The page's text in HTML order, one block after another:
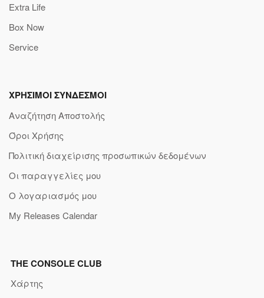
Extra Life
Box Now
Service
ΧΡΗΣΙΜΟΙ ΣΥΝΔΕΣΜΟΙ
Αναζήτηση Αποστολής
Όροι Χρήσης
Πολιτική διαχείρισης προσωπικών δεδομένων
Οι παραγγελίες μου
Ο λογαριασμός μου
My Releases Calendar
THE CONSOLE CLUB
Χάρτης